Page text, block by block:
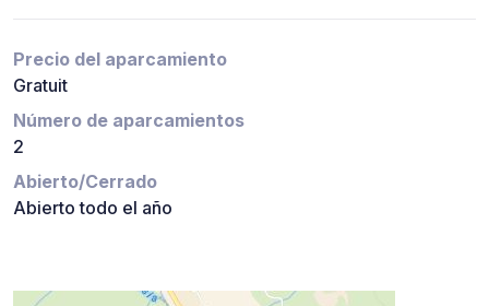
Precio del aparcamiento
Gratuit
Número de aparcamientos
2
Abierto/Cerrado
Abierto todo el año